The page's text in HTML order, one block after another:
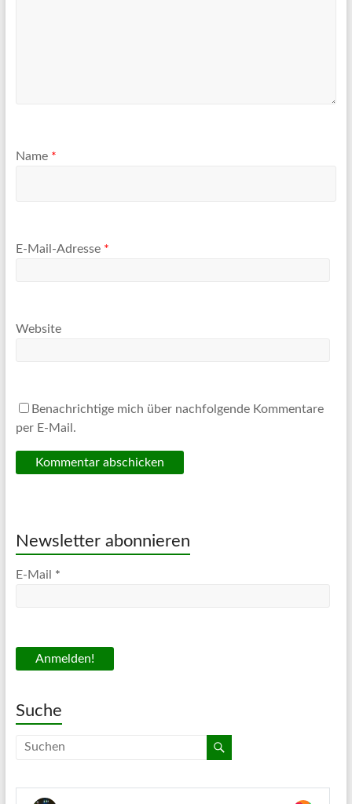
Name *
E-Mail-Adresse *
Website
Benachrichtige mich über nachfolgende Kommentare
per E-Mail.
Newsletter abonnieren
E-Mail *
Suche